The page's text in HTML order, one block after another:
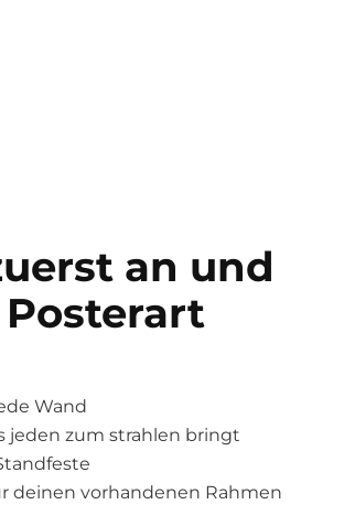
an und
Wand
jeden zum strahlen bringt
deinen vorhandenen Rahmen